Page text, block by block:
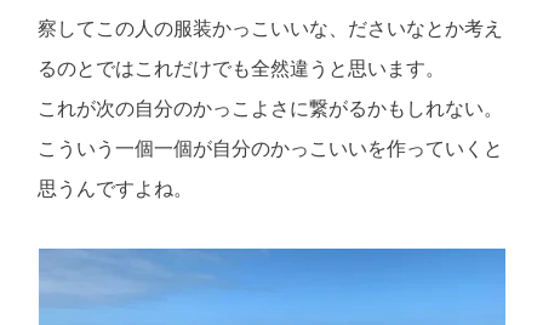
察してこの人の服装かっこいいな、ださいなとか考え
るのとではこれだけでも全然違うと思います。
これが次の自分のかっこよさに繋がるかもしれない。
こういう一個一個が自分のかっこいいを作っていくと
思うんですよね。